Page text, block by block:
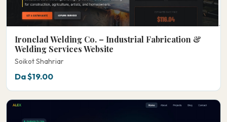
Ironclad Welding Co. – Industrial Fabrication &
Welding Services Website
Soikot Shahriar
Da $19.00